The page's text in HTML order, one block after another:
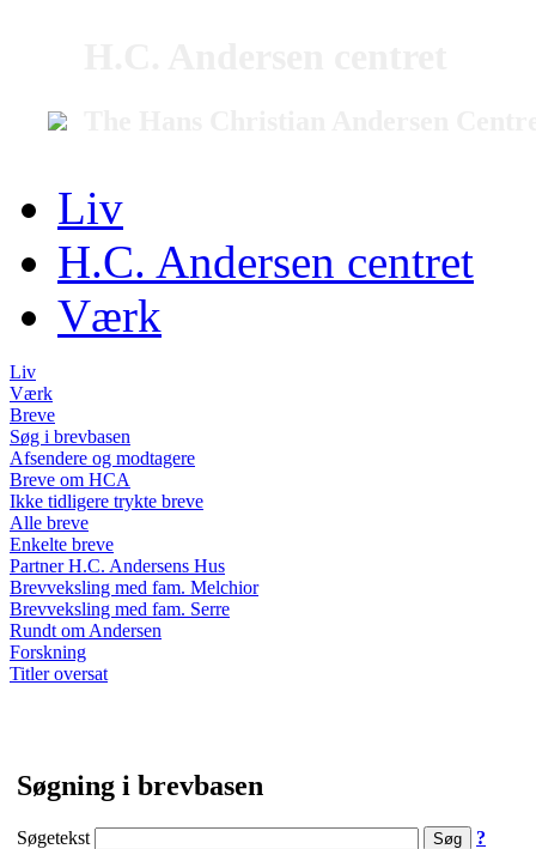
Liv
H.C. Andersen centret
Værk
Liv
Værk
Breve
Søg i brevbasen
Afsendere og modtagere
Breve om HCA
Ikke tidligere trykte breve
Alle breve
Enkelte breve
Partner H.C. Andersens Hus
Brevveksling med fam. Melchior
Brevveksling med fam. Serre
Rundt om Andersen
Forskning
Titler oversat
Søgning i brevbasen
Søgetekst ?